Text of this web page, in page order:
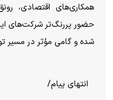
همکاری‌های اقتصادی،
حضور پررنگ‌تر شرکت‌های
شده و گامی مؤثر در مسیر
انتهای پیام/